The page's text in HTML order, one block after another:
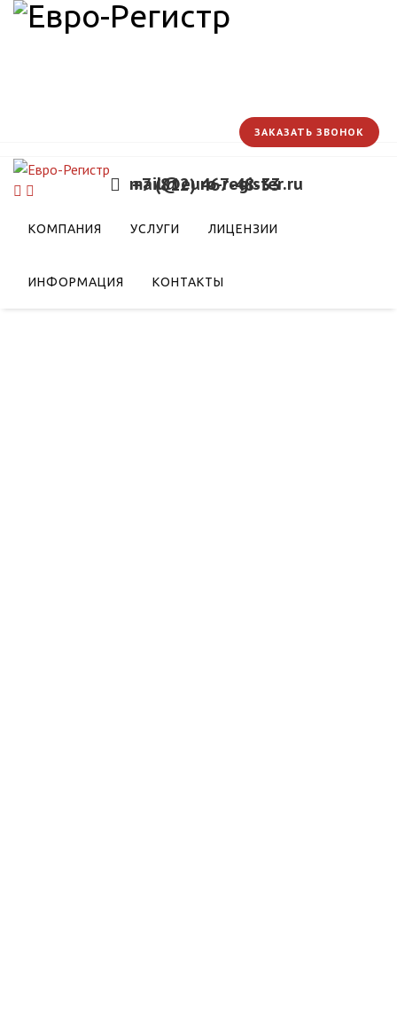
+7 (812) 467-48-33
mail@euro-register.ru
ЗАКАЗАТЬ ЗВОНОК
КОМПАНИЯ УСЛУГИ ЛИЦЕНЗИИ
ИНФОРМАЦИЯ КОНТАКТЫ
стандартизации на